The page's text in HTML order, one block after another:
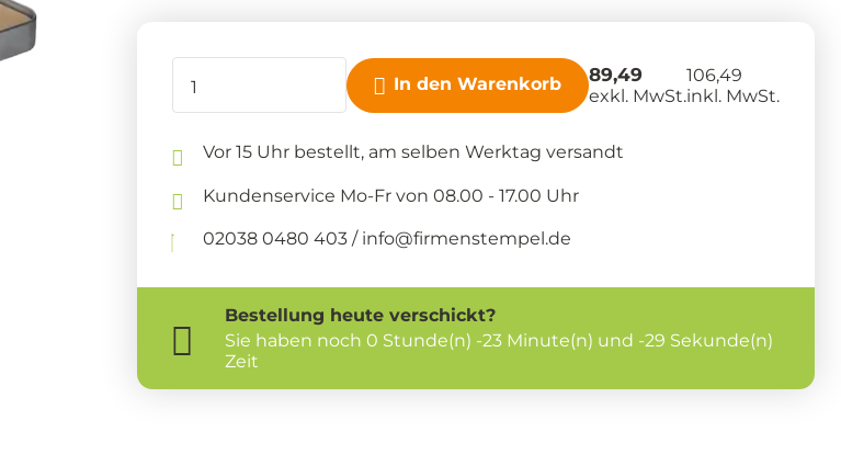
In den Warenkorb 89,49
exkl. MwSt.
106,49
inkl. MwSt.
Vor 15 Uhr bestellt, am selben Werktag versandt
Kundenservice Mo-Fr von 08.00 - 17.00 Uhr
02038 0480 403 / info@firmenstempel.de
Bestellung heute verschickt?
Sie haben noch 0 Stunde(n) -23 Minute(n) und -29 Sekunde(n)
Zeit